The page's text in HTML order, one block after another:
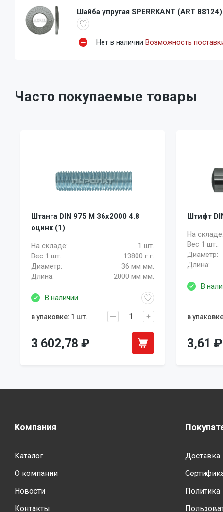
Шайба упругая SPERRKANT (АRT
Нет в наличии Возможность
Часто покупаемые товары
Штанга DIN 975 M 36x2000 4.8
оцинк (1)
На складе:
1 шт.
Вес 1 шт.:
13800 г г.
Диаметр:
36 мм мм.
Длина:
2000 мм мм.
В наличии
в упаковке: 1 шт.
3 602,78 ₽
Штифт
На складе:
Вес 1 шт.:
Диаметр:
Длина:
В
в
3,61 ₽
Компания
Каталог
О компании
Новости
Контакты
Доставка